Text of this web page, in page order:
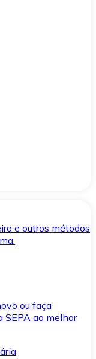
e outros métodos
ou faça
SEPA ao melhor